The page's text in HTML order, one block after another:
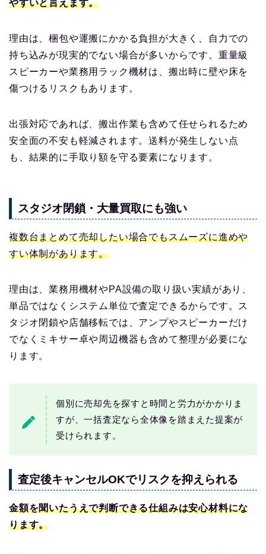
やすいと言えます。
理由は、梱包や運搬にかかる負担が大きく、自力での
持ち込みが現実的でない場合が多いからです。重量級
スピーカーや業務用ラック機材は、搬出時に壁や床を
傷つけるリスクもあります。
出張対応であれば、搬出作業も含めて任せられるため
安全面の不安も軽減されます。送料が発生しない点
も、結果的に手取り額を守る要素になります。
スタジオ閉鎖・大量買取にも強い
複数台まとめて売却したい場合でもスムーズに進めや
すい体制があります。
理由は、業務用機材やPA設備の取り扱い実績があり、
単品ではなくシステム単位で査定できるからです。ス
タジオ閉鎖や店舗移転では、アンプやスピーカーだけ
でなくミキサー卓や周辺機器も含めて整理が必要にな
ります。
個別に売却先を探すと時間と労力がかかりま
すが、一括査定なら全体像を踏まえた提案が
受けられます。
査定後キャンセルOKでリスクを抑えられる
金額を聞いたうえで判断できる仕組みは安心材料にな
ります。